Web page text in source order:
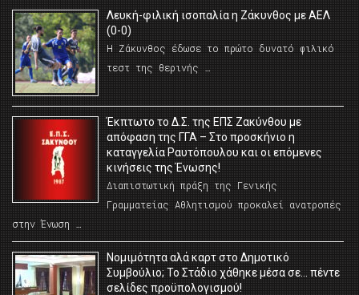
Λευκή-φιλική ισοπαλία η Ζάκυνθος με ΑΕΛ
(0-0)
Η Ζάκυνθος έδωσε το πρώτο δυνατό φιλικό
τεστ της θερινής …
Έκπτωτο το Δ.Σ. της ΕΠΣ Ζακύνθου με
απόφαση της ΓΓΑ – Στο προσκήνιο η
καταγγελία Ραυτόπουλου και οι επόμενες
κινήσεις της Ένωσης!
Διαπιστωτική πράξη της Γενικής
Γραμματείας Αθλητισμού προκαλεί ανατροπές
στην Ένωση …
Νομιμότητα αλά καρτ στο Δημοτικό
Συμβούλιο; Το Στάδιο χάθηκε μέσα σε… πέντε
σελίδες προϋπολογισμού!